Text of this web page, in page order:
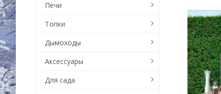
Печи
Топки
Дымоходы
Аксессуары
Для сада